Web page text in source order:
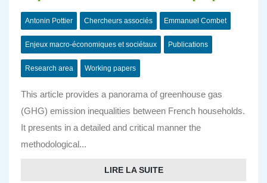
Antonin Pottier Chercheurs associés Emmanuel Combet
Enjeux macro-économiques et sociétaux Publications
Research area Working papers
This article provides a panorama of greenhouse gas
(GHG) emission inequalities between French households.
It presents in a detailed and critical manner the
methodological...
LIRE LA SUITE